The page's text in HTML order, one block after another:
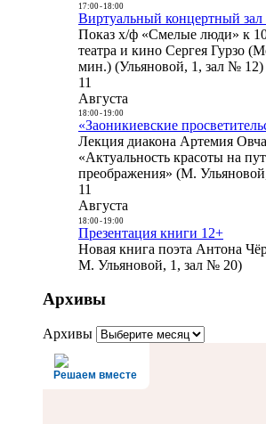
17:00- 18:00
Виртуальный концертный зал
Показ х/ф «Смелые люди» к
театра и кино Сергея Гурзо
мин.) (Ульяновой, 1, зал № 12)
11
Августа
18:00- 19:00
«Заоникиевские
Лекция диакона Артемия
«Актуальность красоты на
преображения» (М.
11
Августа
18:00- 19:00
Презентация книги 12+
Новая книга поэта Антона
М. Ульяновой, 1, зал № 20)
Архивы
Архивы
Решаем вместе